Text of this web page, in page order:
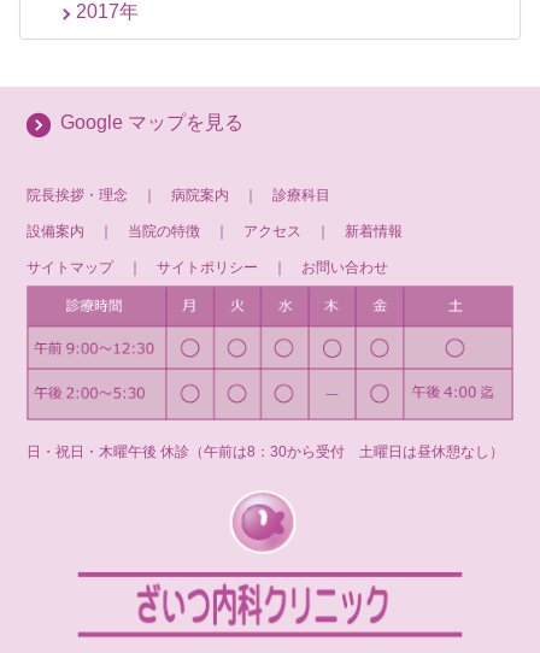
2017年
Google マップを見る
院長挨拶・理念 ｜病院案内 ｜診療科目
設備案内 当院の特徴 アクセス 新着情報
サイトマップ｜サイトポリシー お問い合わせ
日・祝日・木曜午後 休診（午前は8：30から受付 土曜日は昼休憩なし）